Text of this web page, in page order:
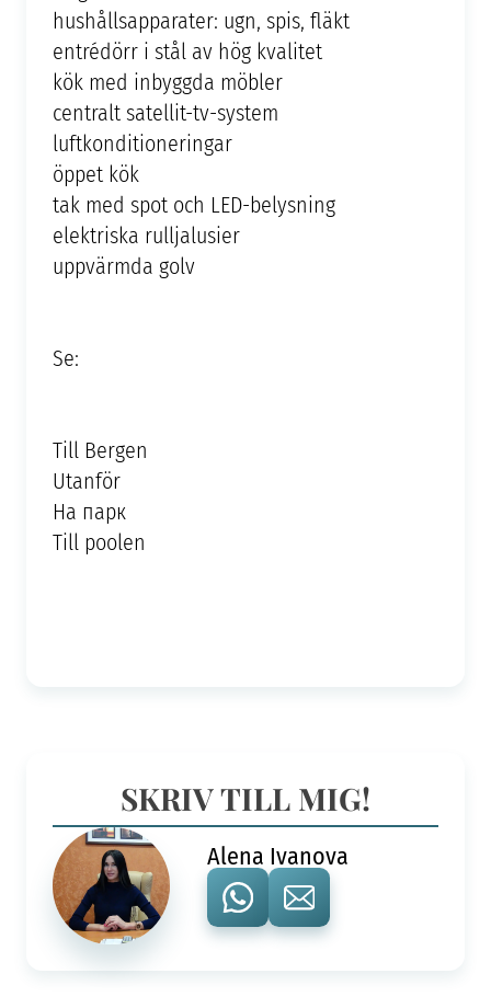
hushållsapparater: ugn, spis, fläkt
entrédörr i stål av hög kvalitet
kök med inbyggda möbler
centralt satellit-tv-system
luftkonditioneringar
öppet kök
tak med spot och LED-belysning
elektriska rulljalusier
uppvärmda golv
Se:
Till Bergen
Utanför
На парк
Till poolen
SKRIV TILL MIG!
Alena Ivanova